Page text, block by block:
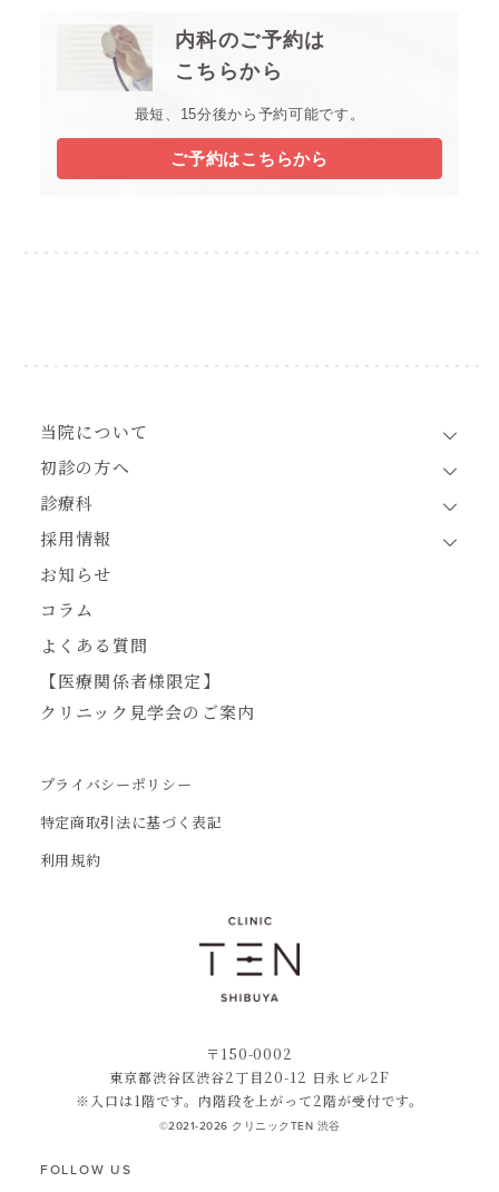
内科のご予約は
こちらから
最短、15分後から予約可能です。
ご予約はこちらから
当院について
初診の方へ
診療科
採用情報
お知らせ
コラム
よくある質問
【医療関係者様限定】
クリニック見学会のご案内
プライバシーポリシー
特定商取引法に基づく表記
利用規約
〒150-0002
東京都渋谷区渋谷2丁目20-12 日永ビル2F
※入口は1階です。内階段を上がって2階が受付です。
©2021-2026 クリニックTEN 渋谷
FOLLOW US